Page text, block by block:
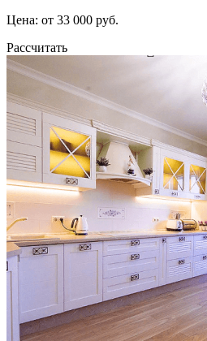
Цена: от 33 000 руб.
Рассчитать